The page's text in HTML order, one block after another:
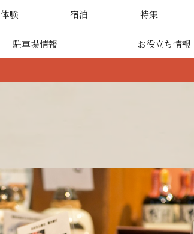
体験 宿泊 特集
駐車場情報 お役立ち情報